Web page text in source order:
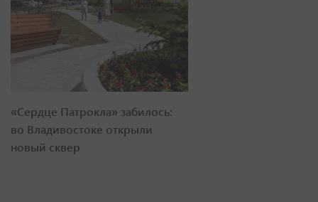
«Сердце Патрокла» забилось:
во Владивостоке открыли
новый сквер